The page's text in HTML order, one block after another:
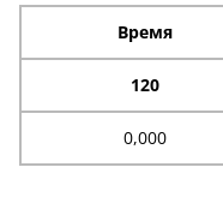
Время
120
0,000